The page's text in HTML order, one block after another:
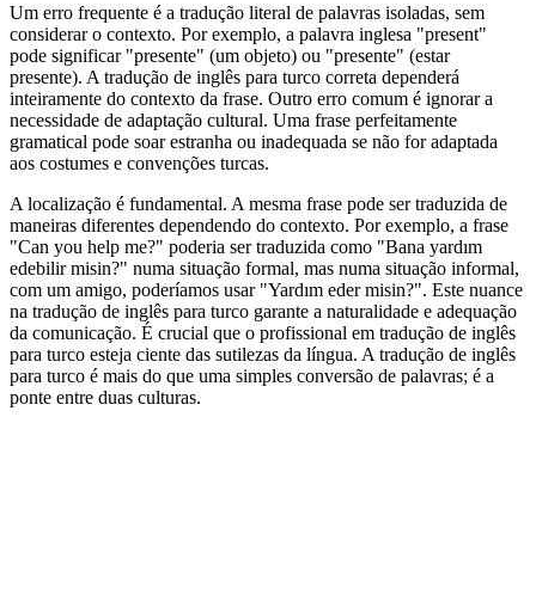
Um erro frequente é a tradução literal de palavras isoladas, sem
considerar o contexto. Por exemplo, a palavra inglesa "present"
pode significar "presente" (um objeto) ou "presente" (estar
presente). A tradução de inglês para turco correta dependerá
inteiramente do contexto da frase. Outro erro comum é ignorar a
necessidade de adaptação cultural. Uma frase perfeitamente
gramatical pode soar estranha ou inadequada se não for adaptada
aos costumes e convenções turcas.
A localização é fundamental. A mesma frase pode ser traduzida de
maneiras diferentes dependendo do contexto. Por exemplo, a frase
"Can you help me?" poderia ser traduzida como "Bana yardım
edebilir misin?" numa situação formal, mas numa situação informal,
com um amigo, poderíamos usar "Yardım eder misin?". Este nuance
na tradução de inglês para turco garante a naturalidade e adequação
da comunicação. É crucial que o profissional em tradução de inglês
para turco esteja ciente das sutilezas da língua. A tradução de inglês
para turco é mais do que uma simples conversão de palavras; é a
ponte entre duas culturas.